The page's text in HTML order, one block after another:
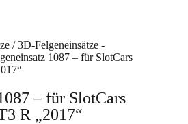
/3D-Felgeneinsätze -
1087 – für SlotCars
– für SlotCars
R „2017“